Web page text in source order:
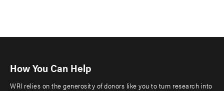
How You Can Help
WRI relies on the generosity of donors like you to turn research into